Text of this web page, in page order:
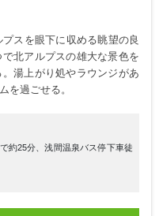
スを眼下に収める眺望の良
北アルプスの雄大な景色を
湯上がり処やラウンジがあ
を過ごせる。
約25分、浅間温泉バス停下車徒